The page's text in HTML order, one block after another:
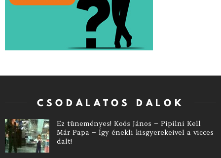
CSODÁLATOS DALOK
Ez tüneményes! Koós János – Pipilni Kell
Már Papa – Így énekli kisgyerekeivel a vicces
dalt!